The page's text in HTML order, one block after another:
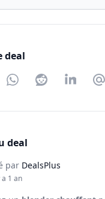
deal
WhatsAppRedditLinkedIn
deal
par DealsPlus
a 1 an